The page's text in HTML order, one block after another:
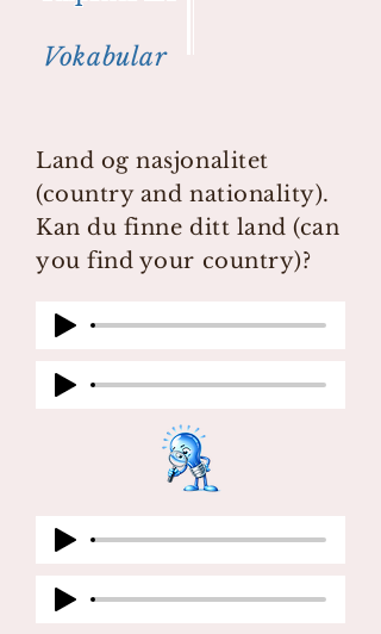
Vokabular
Land og nasjonalitet
(country and nationality).
Kan du finne ditt land (can
you find your country)?